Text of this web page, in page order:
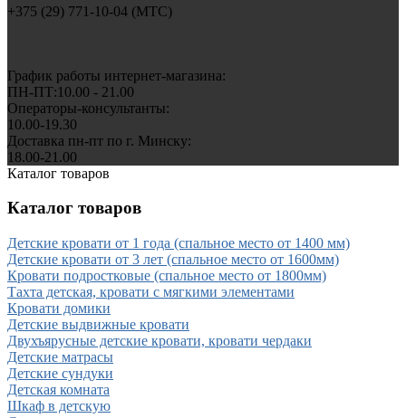
+375 (29) 771-10-04 (MTC)
График работы интернет-магазина:
ПН-ПТ:10.00 - 21.00
Операторы-консультанты:
10.00-19.30
Доставка пн-пт по г. Минску:
18.00-21.00
Каталог товаров
Каталог товаров
Детские кровати от 1 года (спальное место от 1400 мм)
Детские кровати от 3 лет (спальное место от 1600мм)
Кровати подростковые (спальное место от 1800мм)
Тахта детская, кровати с мягкими элементами
Кровати домики
Детские выдвижные кровати
Двухъярусные детские кровати, кровати чердаки
Детские матрасы
Детские сундуки
Детская комната
Шкаф в детскую